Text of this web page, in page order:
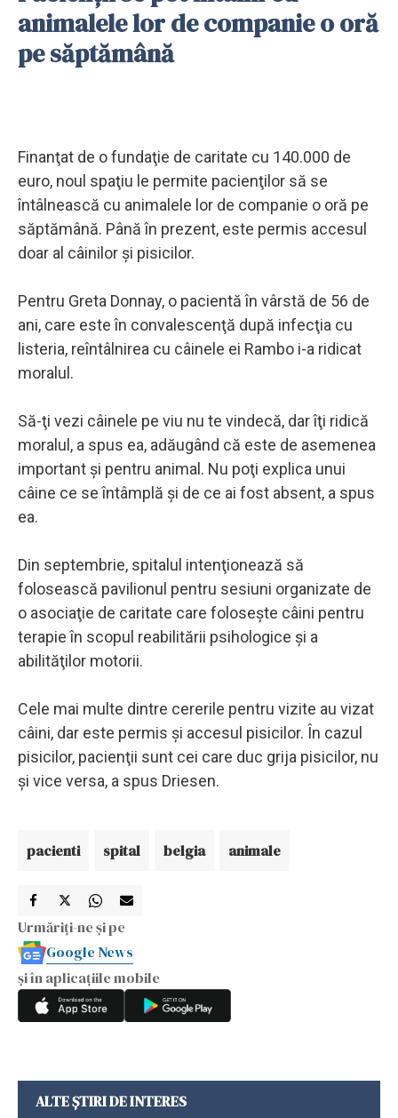
animalele lor de companie o oră
pe săptămână
Finanţat de o fundaţie de caritate cu 140.000 de
euro, noul spaţiu le permite pacienţilor să se
întâlnească cu animalele lor de companie o oră pe
săptămână. Până în prezent, este permis accesul
doar al câinilor şi pisicilor.
Pentru Greta Donnay, o pacientă în vârstă de 56 de
ani, care este în convalescenţă după infecţia cu
listeria, reîntâlnirea cu câinele ei Rambo i-a ridicat
moralul.
Să-ţi vezi câinele pe viu nu te vindecă, dar îţi ridică
moralul, a spus ea, adăugând că este de asemenea
important şi pentru animal. Nu poţi explica unui
câine ce se întâmplă şi de ce ai fost absent, a spus
ea.
Din septembrie, spitalul intenţionează să
folosească pavilionul pentru sesiuni organizate de
o asociaţie de caritate care foloseşte câini pentru
terapie în scopul reabilitării psihologice şi a
abilităţilor motorii.
Cele mai multe dintre cererile pentru vizite au vizat
câini, dar este permis şi accesul pisicilor. În cazul
pisicilor, pacienţii sunt cei care duc grija pisicilor, nu
şi vice versa, a spus Driesen.
pacienti spital belgia animale
Urmăriți-ne și pe
Google News
și în aplicațiile mobile
ALTE ȘTIRI DE INTERES